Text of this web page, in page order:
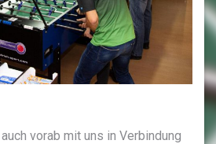
vorab mit uns in Verbindung